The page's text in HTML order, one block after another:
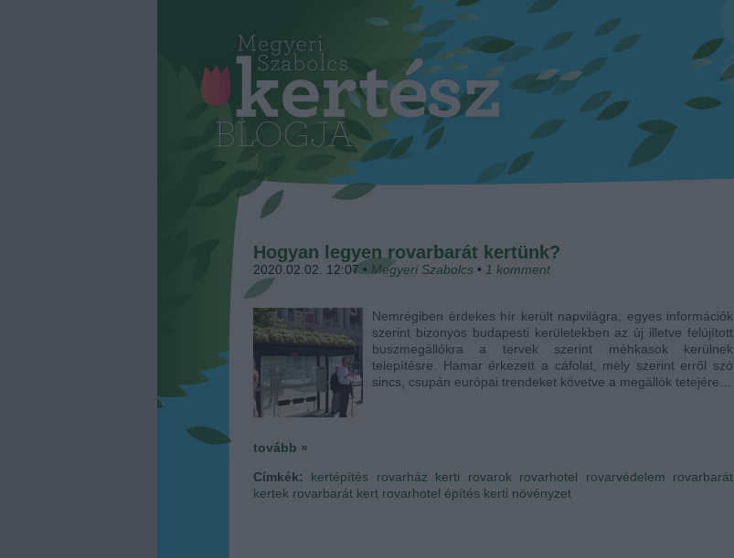
Hogyan legyen rovarbarát kertünk?
2020.02.02. 12:07 • Megyeri Szabolcs • 1 komment
Nemrégiben érdekes hír került napvilágra, egyes információk
szerint bizonyos budapesti kerületekben az új illetve felújított
buszmegállókra a tervek szerint méhkasok kerülnek
telepítésre. Hamar érkezett a cáfolat, mely szerint erről szó
sincs, csupán európai trendeket követve a megállók tetejére…
tovább »
Címkék: kertépítés rovarház kerti rovarok rovarhotel rovarvédelem
rovarbarát
kertek rovarbarát kert rovarhotel építés kerti növényzet